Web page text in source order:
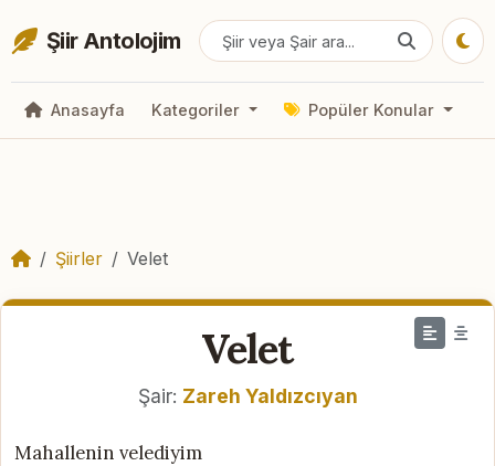
Şiir Antolojim
Anasayfa Kategoriler Popüler Konular
Şiirler Velet
Velet
Şair: Zareh Yaldızcıyan
Mahallenin velediyim